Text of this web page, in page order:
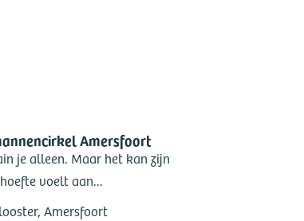
Amersfoort
je alleen. Maar het kan zijn
voelt aan...
Amersfoort